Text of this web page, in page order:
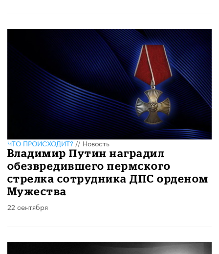
ЧТО ПРОИСХОДИТ?//Новость
Владимир Путин наградил
обезвредившего пермского
стрелка сотрудника ДПС орденом
Мужества
22 сентября